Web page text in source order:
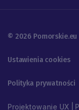
© 2026 Pomorskie.eu
Ustawienia cookies
Polityka prywatności
Projektowanie UX |